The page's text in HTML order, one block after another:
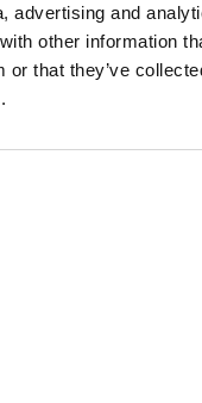
advertising and
other information
or that they’ve
met A-Brick